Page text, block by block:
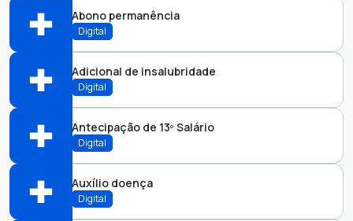
Abono permanência
Digital
SADM-DG-DRH
Diretoria de Recursos Humanos
Abrir online > Via protocolo 1Doc
Perfis:
Adicional de insalubridade
Digital
Abrir online > Via protocolo 1Doc
Antecipação de 13º Salário
Digital
SADM-DG-DRH
Diretoria de Recursos Humanos
Auxílio doença
Digital